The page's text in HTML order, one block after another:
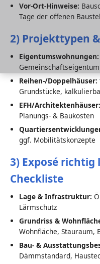
Vor-Ort-Hinweise:
Tage der offenen
2) Projekttypen
Eigentumswohnungen:
Reihen-/Doppelhäuser:
Grundstücke,
EFH/Architektenhäuser:
Planungs- & Baukosten
ggf. Mobilitätskonzepte
3) Exposé richtig
Checkliste
Lage & Infrastruktur:
Lärmschutz
Grundriss &
Wohnfläche, Stauraum,
Bau- &
Dämmstandard,